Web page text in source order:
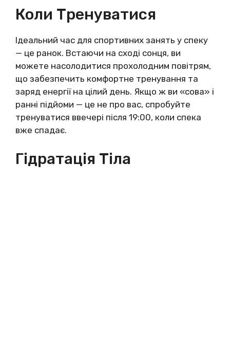
Коли Тренуватися
Ідеальний час для спортивних занять у спеку
— це ранок. Встаючи на сході сонця, ви
можете насолодитися прохолодним повітрям,
що забезпечить комфортне тренування та
заряд енергії на цілий день. Якщо ж ви «сова» і
ранні підйоми — це не про вас, спробуйте
тренуватися ввечері після 19:00, коли спека
вже спадає.
Гідратація Тіла